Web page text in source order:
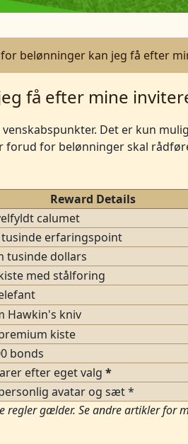
belønninger kan jeg få efter
få efter mine
Det er kun
forud for belønninger skal
Reward Details
calumet
tusinde erfaringspoint
tusinde dollars
med stålforing
Hawkin's kniv
kiste
bonds
efter eget valg *
avatar og sæt *
regler gælder. Se andre artikler for